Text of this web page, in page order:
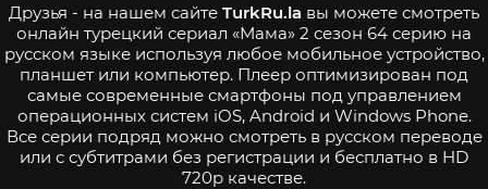
Друзья - на нашем сайте TurkRu.la вы можете смотреть
онлайн турецкий сериал «Мама» 2 сезон 64 серию на
русском языке используя любое мобильное устройство,
планшет или компьютер. Плеер оптимизирован под
самые современные смартфоны под управлением
операционных систем iOS, Android и Windows Phone.
Все серии подряд можно смотреть в русском переводе
или с субтитрами без регистрации и бесплатно в HD
720p качестве.